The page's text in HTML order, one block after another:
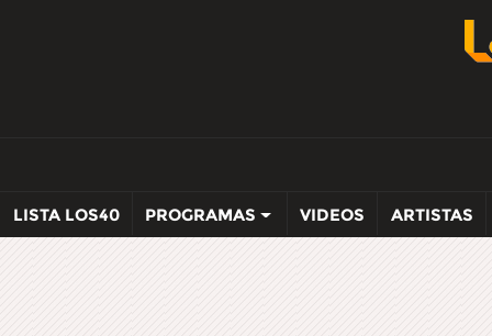
LISTA LOS40 PROGRAMAS VIDEOS ARTISTAS